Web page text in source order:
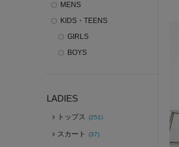
MENS
KIDS・TEENS
GIRLS
BOYS
LADIES
トップス (251)
スカート (37)